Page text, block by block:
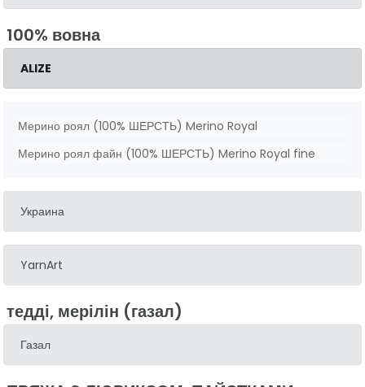
100% вовна
ALIZE
Мерино роял (100% ШЕРСТЬ) Merino Royal
Мерино роял файн (100% ШЕРСТЬ) Merino Royal fine
Украина
YarnArt
тедді, мерілін (газал)
Газал